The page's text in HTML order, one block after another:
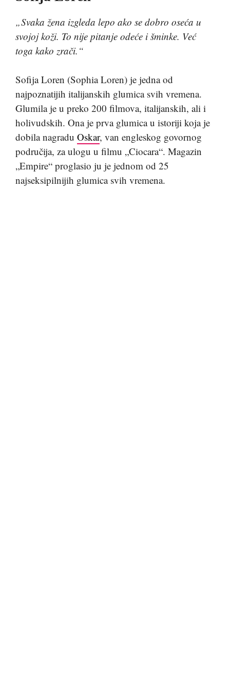
„Svaka žena izgleda lepo ako se dobro oseća u
svojoj koži. To nije pitanje odeće i šminke. Već
toga kako zrači.“
Sofija Loren (Sophia Loren) je jedna od
najpoznatijih italijanskih glumica svih vremena.
Glumila je u preko 200 filmova, italijanskih, ali i
holivudskih. Ona je prva glumica u istoriji koja je
dobila nagradu Oskar, van engleskog govornog
područija, za ulogu u filmu „Ciocara“. Magazin
„Empire“ proglasio ju je jednom od 25
najseksipilnijih glumica svih vremena.